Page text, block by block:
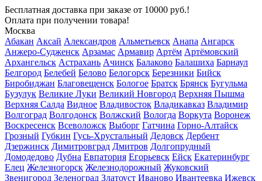
Бесплатная доставка при заказе от 10000 руб.!
Оплата при получении товара!
Москва
Абакан Аксай Александров Альметьевск Анапа Ангарск
Анжеро-Судженск Арзамас Армавир Артём Артёмовский
Архангельск Астрахань Ачинск Балаково Балашиха Барнаул
Белгород Белебей Белово Белогорск Березники Бийск
Биробиджан Благовещенск Бологое Братск Брянск Бугульма
Бузулук Великие Луки Великий Новгород Верхняя Пышма
Верхняя Салда Видное Владивосток Владикавказ Владимир
Волгоград Волгодонск Волжский Вологда Воркута Воронеж
Воскресенск Всеволожск Выборг Гатчина Горно-Алтайск
Грозный Губкин Гусь-Хрустальный Дедовск Дербент
Дзержинск Димитровград Дмитров Долгопрудный
Домодедово Дубна Евпатория Егорьевск Ейск Екатеринбург
Елец Железногорск Железнодорожный Жуковский
Звенигород Зеленоград Златоуст Иваново Ивантеевка Ижевск